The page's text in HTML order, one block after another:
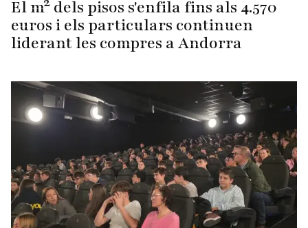
El m² dels pisos s'enfila fins als 4.570
euros i els particulars continuen
liderant les compres a Andorra